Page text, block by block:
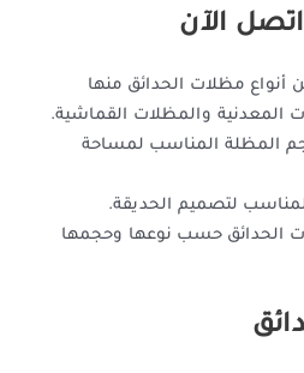
أنواع مظلات الحدائق منها
المعدنية والمظلات القماشية.
المظلة المناسب لمساحة
لتصميم الحديقة.
الحدائق حسب نوعها وحجمها